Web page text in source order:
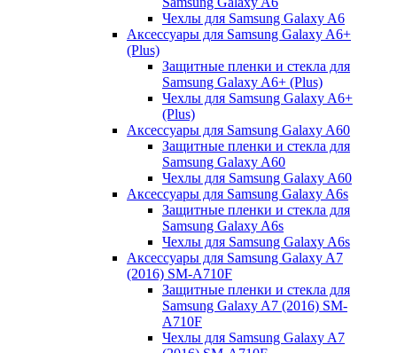
Чехлы для Samsung Galaxy A6
Аксессуары для Samsung Galaxy A6+
(Plus)
Защитные пленки и стекла для
Samsung Galaxy A6+ (Plus)
Чехлы для Samsung Galaxy A6+
(Plus)
Аксессуары для Samsung Galaxy A60
Защитные пленки и стекла для
Samsung Galaxy A60
Чехлы для Samsung Galaxy A60
Аксессуары для Samsung Galaxy A6s
Защитные пленки и стекла для
Samsung Galaxy A6s
Чехлы для Samsung Galaxy A6s
Аксессуары для Samsung Galaxy A7
(2016) SM-A710F
Защитные пленки и стекла для
Samsung Galaxy A7 (2016) SM-
A710F
Чехлы для Samsung Galaxy A7